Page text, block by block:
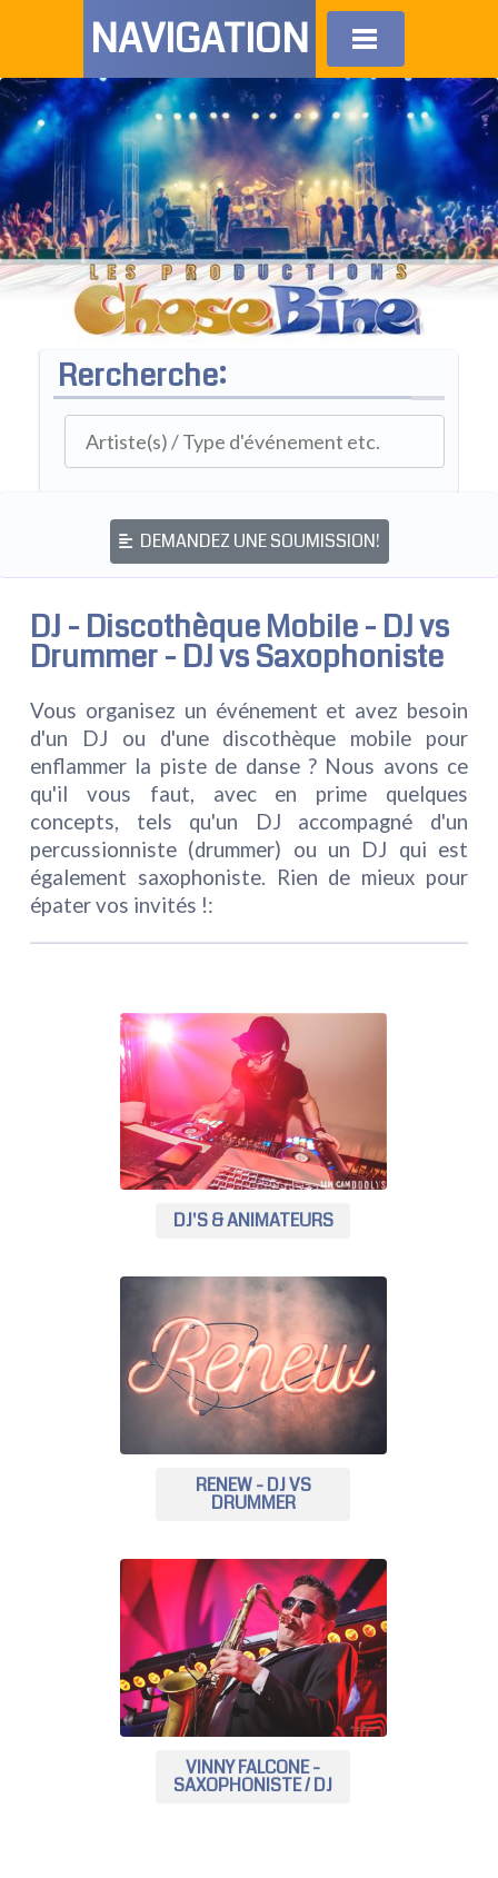
NAVIGATION
Rercherche:
DEMANDEZ UNE SOUMISSION!
DJ - Discothèque Mobile - DJ vs
Drummer - DJ vs Saxophoniste
Vous organisez un événement et avez besoin
d'un DJ ou d'une discothèque mobile pour
enflammer la piste de danse ? Nous avons ce
qu'il vous faut, avec en prime quelques
concepts, tels qu'un DJ accompagné d'un
percussionniste (drummer) ou un DJ qui est
également saxophoniste. Rien de mieux pour
épater vos invités !:
DJ'S & ANIMATEURS
RENEW - DJ VS
DRUMMER
VINNY FALCONE -
SAXOPHONISTE / DJ